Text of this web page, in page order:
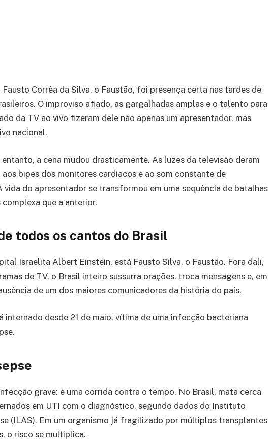
Corrêa da Silva, o Faustão, foi presença certa nas tardes de
O improviso afiado, as gargalhadas amplas e o talento para
da TV ao vivo fizeram dele não apenas um apresentador, mas
nacional.
a cena mudou drasticamente. As luzes da televisão deram
bipes dos monitores cardíacos e ao som constante de
vida do apresentador se transformou em uma sequência de batalhas
que a anterior.
todos os cantos do Brasil
Israelita Albert Einstein, está Fausto Silva, o Faustão. Fora dali,
de TV, o Brasil inteiro sussurra orações, troca mensagens e, em
de um dos maiores comunicadores da história do país.
internado desde 21 de maio, vítima de uma infecção bacteriana
grave: é uma corrida contra o tempo. No Brasil, mata cerca
em UTI com o diagnóstico, segundo dados do Instituto
(ILAS). Em um organismo já fragilizado por múltiplos transplantes
o risco se multiplica.